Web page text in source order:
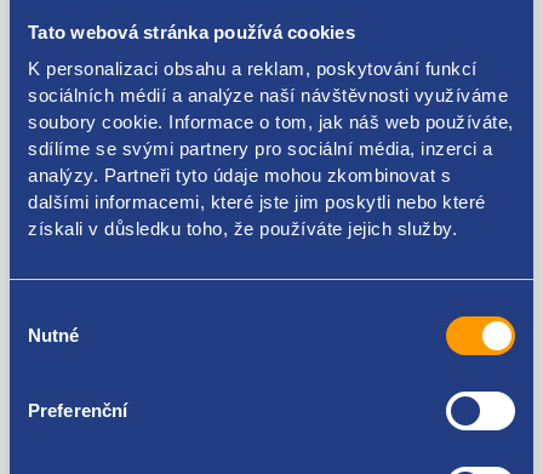
Tato webová stránka používá cookies
K personalizaci obsahu a reklam, poskytování funkcí
sociálních médií a analýze naší návštěvnosti využíváme
soubory cookie. Informace o tom, jak náš web používáte,
sdílíme se svými partnery pro sociální média, inzerci a
analýzy. Partneři tyto údaje mohou zkombinovat s
dalšími informacemi, které jste jim poskytli nebo které
získali v důsledku toho, že používáte jejich služby.
souhlasu
Nutné
Preferenční
strana: pravá
barva: RY - černá
HYUNDAI / KIA original: 85920A6100RY